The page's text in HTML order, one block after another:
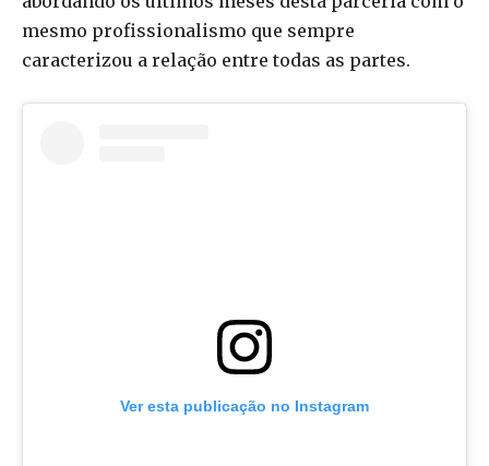
mesmo profissionalismo que sempre
caracterizou a relação entre todas as partes.
Ver esta publicação no Instagram